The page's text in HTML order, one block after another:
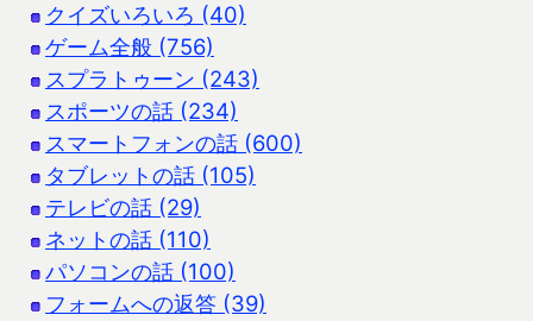
クイズいろいろ (40)
ゲーム全般 (756)
スプラトゥーン (243)
スポーツの話 (234)
スマートフォンの話 (600)
タブレットの話 (105)
テレビの話 (29)
ネットの話 (110)
パソコンの話 (100)
フォームへの返答 (39)